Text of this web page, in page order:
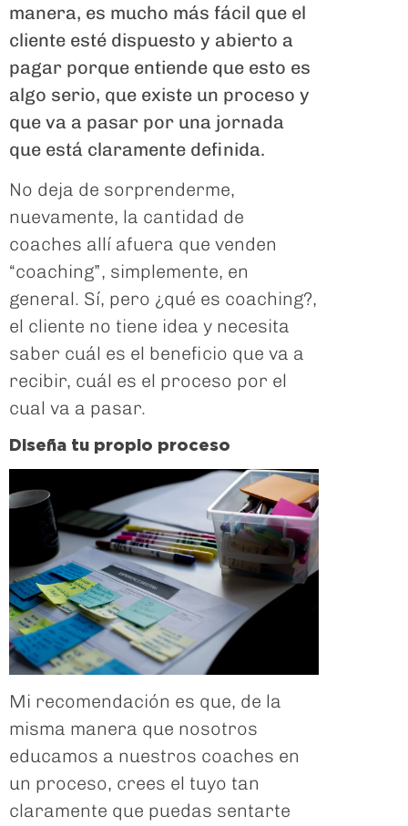
manera, es mucho más fácil que el
cliente esté dispuesto y abierto a
pagar porque entiende que esto es
algo serio, que existe un proceso y
que va a pasar por una jornada
que está claramente definida.
No deja de sorprenderme,
nuevamente, la cantidad de
coaches allí afuera que venden
“coaching”, simplemente, en
general. Sí, pero ¿qué es coaching?,
el cliente no tiene idea y necesita
saber cuál es el beneficio que va a
recibir, cuál es el proceso por el
cual va a pasar.
Diseña tu propio proceso
Mi recomendación es que, de la
misma manera que nosotros
educamos a nuestros coaches en
un proceso, crees el tuyo tan
claramente que puedas sentarte